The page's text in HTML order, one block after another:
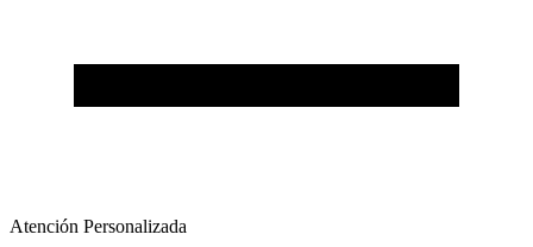
Atención Personalizada